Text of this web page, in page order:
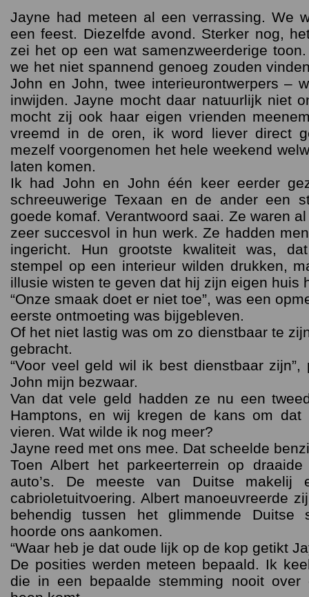
Jayne had meteen al een verrassing. We
een feest. Diezelfde avond. Sterker nog,
zei het op een wat samenzweerderige
we het niet spannend genoeg zouden
John en John, twee interieurontwerpers –
inwijden. Jayne mocht daar natuurlijk niet
mocht zij ook haar eigen vrienden
vreemd in de oren, ik word liever direct
mezelf voorgenomen het hele weekend
laten komen.
Ik had John en John één keer eerder
schreeuwerige Texaan en de ander een
goede komaf. Verantwoord saai. Ze waren
zeer succesvol in hun werk. Ze hadden
ingericht. Hun grootste kwaliteit was,
stempel op een interieur wilden drukken,
illusie wisten te geven dat hij zijn eigen huis
“Onze smaak doet er niet toe”, was een
eerste ontmoeting was bijgebleven.
Of het niet lastig was om zo dienstbaar te
gebracht.
“Voor veel geld wil ik best dienstbaar zijn”,
John mijn bezwaar.
Van dat vele geld hadden ze nu een
Hamptons, en wij kregen de kans om dat
vieren. Wat wilde ik nog meer?
Jayne reed met ons mee. Dat scheelde
Toen Albert het parkeerterrein op
auto’s. De meeste van Duitse makelij
cabrioletuitvoering. Albert manoeuvreerde
behendig tussen het glimmende Duitse
hoorde ons aankomen.
“Waar heb je dat oude lijk op de kop getikt
De posities werden meteen bepaald. Ik
die in een bepaalde stemming nooit over